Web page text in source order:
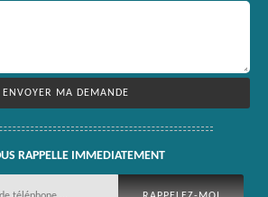
RAPPELLE IMMEDIATEMENT